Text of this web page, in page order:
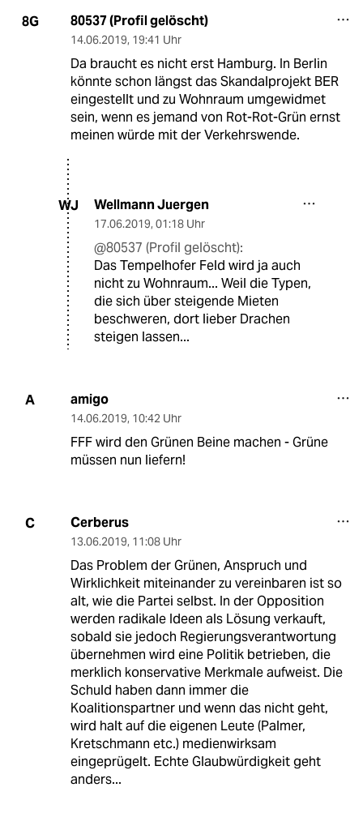
8G 80537 (Profil gelöscht)
14.06.2019, 19:41 Uhr
Da braucht es nicht erst Hamburg. In Berlin
könnte schon längst das Skandalprojekt BER
eingestellt und zu Wohnraum umgewidmet
sein, wenn es jemand von Rot-Rot-Grün ernst
meinen würde mit der Verkehrswende.
WJ Wellmann Juergen
17.06.2019, 01:18 Uhr
@80537 (Profil gelöscht):
Das Tempelhofer Feld wird ja auch
nicht zu Wohnraum... Weil die Typen,
die sich über steigende Mieten
beschweren, dort lieber Drachen
steigen lassen...
A amigo
14.06.2019, 10:42 Uhr
FFF wird den Grünen Beine machen - Grüne
müssen nun liefern!
C Cerberus
13.06.2019, 11:08 Uhr
Das Problem der Grünen, Anspruch und
Wirklichkeit miteinander zu vereinbaren ist so
alt, wie die Partei selbst. In der Opposition
werden radikale Ideen als Lösung verkauft,
sobald sie jedoch Regierungsverantwortung
übernehmen wird eine Politik betrieben, die
merklich konservative Merkmale aufweist. Die
Schuld haben dann immer die
Koalitionspartner und wenn das nicht geht,
wird halt auf die eigenen Leute (Palmer,
Kretschmann etc.) medienwirksam
eingeprügelt. Echte Glaubwürdigkeit geht
anders...